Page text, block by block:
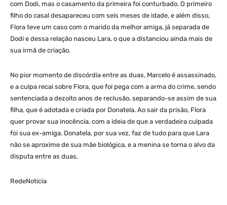
com Dodi, mas o casamento da primeira foi conturbado. O primeiro
filho do casal desapareceu com seis meses de idade, e além disso,
Flora teve um caso com o marido da melhor amiga, já separada de
Dodi e dessa relação nasceu Lara, o que a distanciou ainda mais de
sua irmã de criação.
No pior momento de discórdia entre as duas, Marcelo é assassinado,
e a culpa recai sobre Flora, que foi pega com a arma do crime, sendo
sentenciada a dezoito anos de reclusão, separando-se assim de sua
filha, que é adotada e criada por Donatela. Ao sair da prisão, Flora
quer provar sua inocência, com a ideia de que a verdadeira culpada
foi sua ex-amiga. Donatela, por sua vez, faz de tudo para que Lara
não se aproxime de sua mãe biológica, e a menina se torna o alvo da
disputa entre as duas.
RedeNoticia